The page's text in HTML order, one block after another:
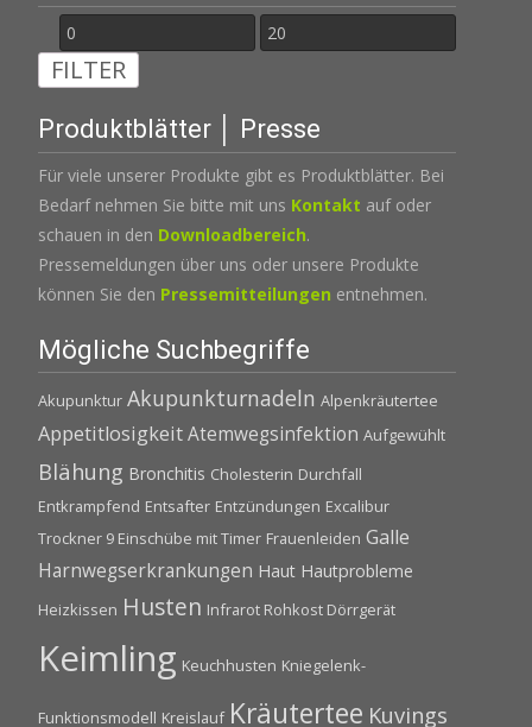
Min.
Preis
Max.
FILTER
Produktblätter │ Presse
Für viele unserer Produkte gibt es Produktblätter. Bei
Bedarf nehmen Sie bitte mit uns Kontakt auf oder
schauen in den Downloadbereich.
Pressemeldungen über uns oder unsere Produkte
können Sie den Pressemitteilungen entnehmen.
Mögliche Suchbegriffe
Akupunktur Akupunkturnadeln Alpenkräutertee
AppetitlosigkeitAtemwegsinfektion Aufgewühlt
Blähung Bronchitis Cholesterin Durchfall
Entkrampfend Entsafter Entzündungen Excalibur
Trockner 9 Einschübe mit Timer Frauenleiden Galle
Harnwegserkrankungen Haut Hautprobleme
Heizkissen Husten Infrarot Rohkost Dörrgerät
Keimling Keuchhusten Kniegelenk-
Funktionsmodell Kreislauf Kräutertee Kuvings